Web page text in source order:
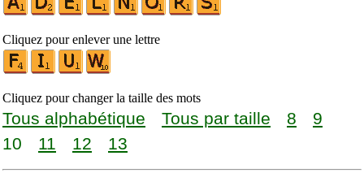
Cliquez pour enlever une lettre
Cliquez pour changer la taille des mots
Tous alphabétique Tous par taille 8
9
10
11 12 13